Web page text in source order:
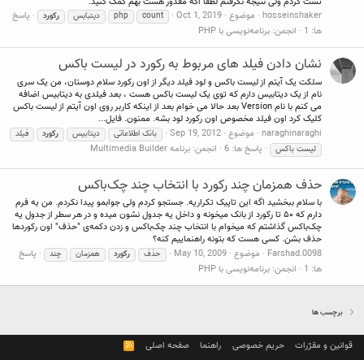
hosseinshaker موضوع Oct 1, 2019
count
php دیتبایس رکورد
پاسخ
ها: 1
انجمن: برنامه‌نویسی با PHP
نشان دادن فیلد های مربوط به رکورد در لیست باکس
سلکت یک آیتم از لیست باکس و لود فیلد دیگر از اون رکورد سلام دوستان، من یک سری
نام از یک دیتابیس دارم که توی یک لیست باکس هست ، بعد فیلدی به دیتابیس اضافه
می کنم با نام Version بعد حالا می خوام بعد از اینکه کاربر روی اون آیتم از لیست باکس
کلیک کرد اون فیلد مخصوص اون رکورد لود بشه. ممنون. فایل...
naraghinaraghi موضوع Sep 19, 2012 بانک اطلاعاتی دیتابیس رکورد
فیلد
لیست باکس
پاسخ ها: 6 انجمن: برنامه Multimedia Builder
حذف همزمان چند رکورد با انتخاب چند چک‌باکس‌
با سلام ببخشید اگه این تاپیک تکراریه. جستجو کردم ولی جوابمو پیدا نکردم. من یه فرم
دارم که ۵۰ تا رکورد از بانک میخونه و داخل یه جدول نشون میده و در هر سطر از جدول یه
چک‌باکس گذاشتم که میخوام با انتخاب چند چک‌باکس و زدن دکمه‌ی "حذف" اون رکوردها
حذف بشن. کسی هست که بتونه راهنماییم کنه؟
Farshad.0098
موضوع May 10, 2009 حذف رکورد همزمان چند
پاسخ
ها: 1
انجمن: برنامه‌نویسی با PHP
برچسب ها
قوانین و مقرّرات حریم خصوصی راهنما صفحه اصلی
R
S